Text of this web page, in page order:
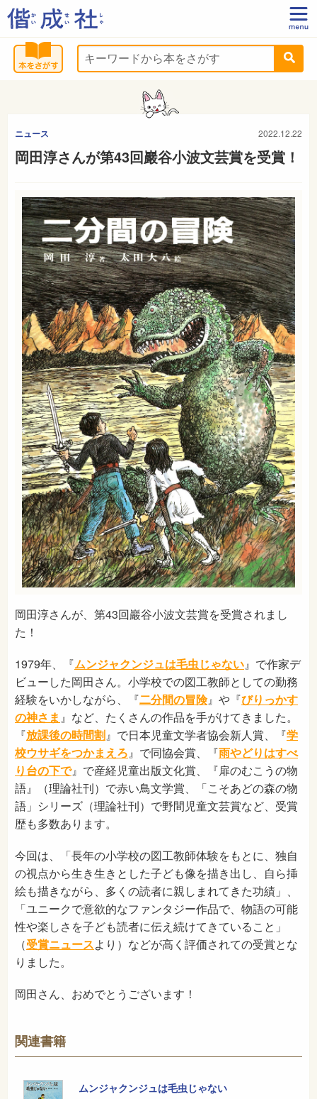
ニュース 2022.12.22
岡田淳さんが第43回巖谷小波文芸賞を受賞！
岡田淳さんが、第43回巖谷小波文芸賞を受賞されまし
た！
1979年、『ムンジャクンジュは毛虫じゃない』で作家デ
ビューした岡田さん。小学校での図工教師としての勤務
経験をいかしながら、『二分間の冒険』や『びりっかす
の神さま』など、たくさんの作品を手がけてきました。
『放課後の時間割』で日本児童文学者協会新人賞、『学
校ウサギをつかまえろ』で同協会賞、『雨やどりはすべ
り台の下で』で産経児童出版文化賞、『扉のむこうの物
語』（理論社刊）で赤い鳥文学賞、「こそあどの森の物
語」シリーズ（理論社刊）で野間児童文芸賞など、受賞
歴も多数あります。
今回は、「長年の小学校の図工教師体験をもとに、独自
の視点から生き生きとした子ども像を描き出し、自ら挿
絵も描きながら、多くの読者に親しまれてきた功績」、
「ユニークで意欲的なファンタジー作品で、物語の可能
性や楽しさを子ども読者に伝え続けてきていること」
（受賞ニュースより）などが高く評価されての受賞とな
りました。
岡田さん、おめでとうございます！
関連書籍
ムンジャクンジュは毛虫じゃない